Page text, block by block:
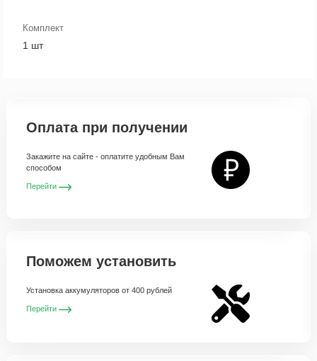
Комплект
1 шт
Оплата при получении
Закажите на сайте - оплатите удобным Вам
способом
Перейти
Поможем установить
Установка аккумуляторов от 400 рублей
Перейти